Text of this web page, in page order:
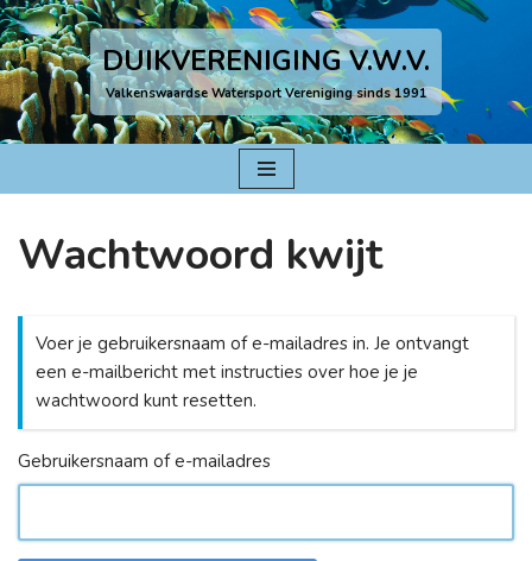
Ga
naar
de
inhoud
DUIKVERENIGING V.W.V.
Valkenswaardse Watersport Vereniging sinds 1991
Wachtwoord kwijt
Voer je gebruikersnaam of e-mailadres in. Je ontvangt
een e-mailbericht met instructies over hoe je je
wachtwoord kunt resetten.
Gebruikersnaam of e-mailadres